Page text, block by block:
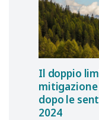
Il doppio
dopo le
2024